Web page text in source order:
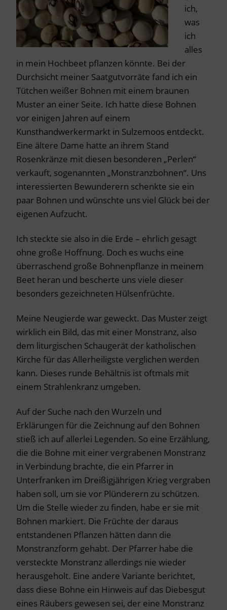
ich,
was
ich
alles
in mein Hochbeet pflanzen könnte. Bei der
Durchsicht meiner Saatgutvorräte fand ich ein
Tütchen weißer Bohnen mit einem braunen
Muster an einer Seite. Ich hatte diese Bohnen
vor einigen Jahren auf einem
Kunsthandwerkermarkt in Sulzemoos entdeckt.
Eine ältere Dame hatte an ihrem Stand
Rosenkränze mit diesen besonderen „Perlen“
verkauft, sogenannten „Monstranzbohnen“. Uns
interessierten Bewunderern schenkte sie ein
paar Bohnen und wünschte uns viel Glück bei der
eigenen Aufzucht.
Ich steckte sie also in die Erde – ehrlich gesagt
ohne große Hoffnung. Doch es wuchs eine
überraschend große Bohnenpflanze in meinem
Beet heran und bescherte uns viele dieser
besonders gezeichneten Hülsenfrüchte.
Meine Neugierde war geweckt. Das Muster zeigt
wirklich ein Bild, das mit einer Monstranz, also
dem liturgischen Schaugerät der katholischen
Kirche für das Allerheiligste verglichen werden
kann. Dieses runde Behältnis ist oftmals mit
einem Strahlenkranz umgeben.
Auf der Suche nach den Wurzeln und
Erklärungen für die Zeichnung auf den Bohnen
stieß ich auf allerlei Legenden. So eine Erzählung,
die die Bohne mit einer vergrabenen Monstranz
in Verbindung brachte, die ein Pfarrer in
Unterfranken im Dreißigjährigen Krieg vergraben
haben soll, um sie vor Plünderern zu schützen.
Um die Stelle wieder zu finden, habe er sie mit
Bohnen markiert. Die Früchte der daraus
entstandenen Pflanzen hätten dann die
Monstranzform gehabt. Der Pfarrer habe die
versteckte Monstranz allerdings nie wieder
herausgeholt. Eine andere Variante berichtet,
dass diese Bohne ein Hinweis auf das Diebesgut
eines Räubers gewesen sei, der eine Monstranz